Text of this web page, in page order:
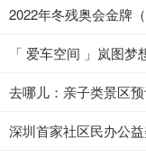
2022年冬残奥会金牌
「 爱车空间 」岚图
去哪儿：亲子类景区
深圳首家社区民办公